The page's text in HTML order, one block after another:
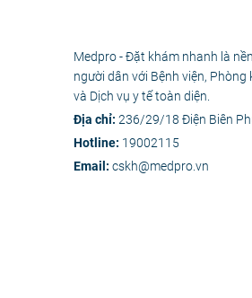
Medpro - Đặt khám nhanh là
người dân với Bệnh viện,
và Dịch vụ y tế toàn diện.
Địa chỉ: 236/29/18 Điện Biên
Hotline: 19002115
Email: cskh@medpro.vn